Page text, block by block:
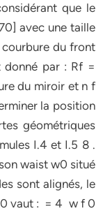
que le
avec une taille
du front
donné par : Rf =
du miroir et n f
la position
géométriques
I.4 et I.5 8 .
waist w0 situé
sont alignés, le
vaut : = 4 w f 0